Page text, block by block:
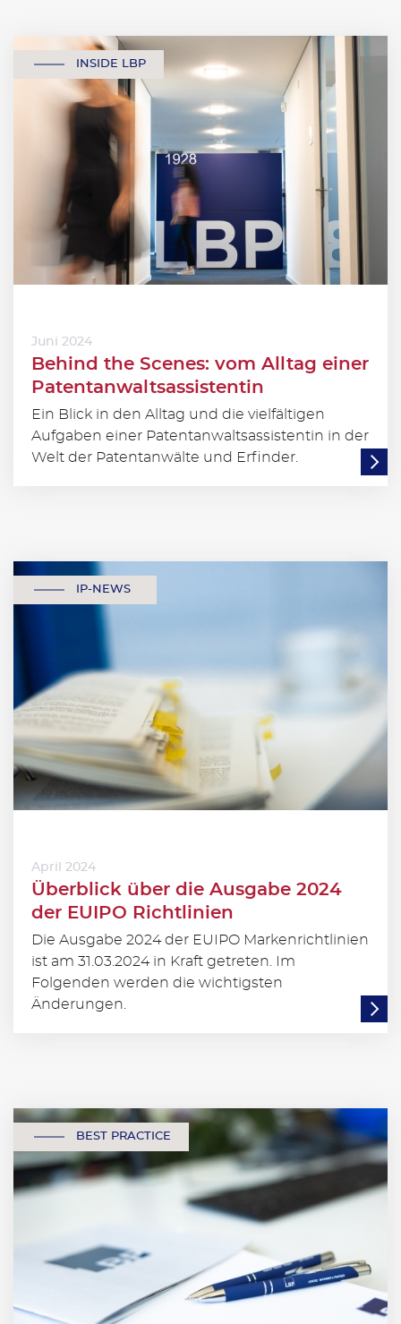
INSIDE LBP
Juni 2024
Behind the Scenes: vom Alltag einer
Patentanwaltsassistentin
Ein Blick in den Alltag und die vielfältigen
Aufgaben einer Patentanwaltsassistentin in der
Welt der Patentanwälte und Erfinder.
IP-NEWS
April 2024
Überblick über die Ausgabe 2024
der EUIPO Richtlinien
Die Ausgabe 2024 der EUIPO Markenrichtlinien
ist am 31.03.2024 in Kraft getreten. Im
Folgenden werden die wichtigsten
Änderungen.
BEST PRACTICE